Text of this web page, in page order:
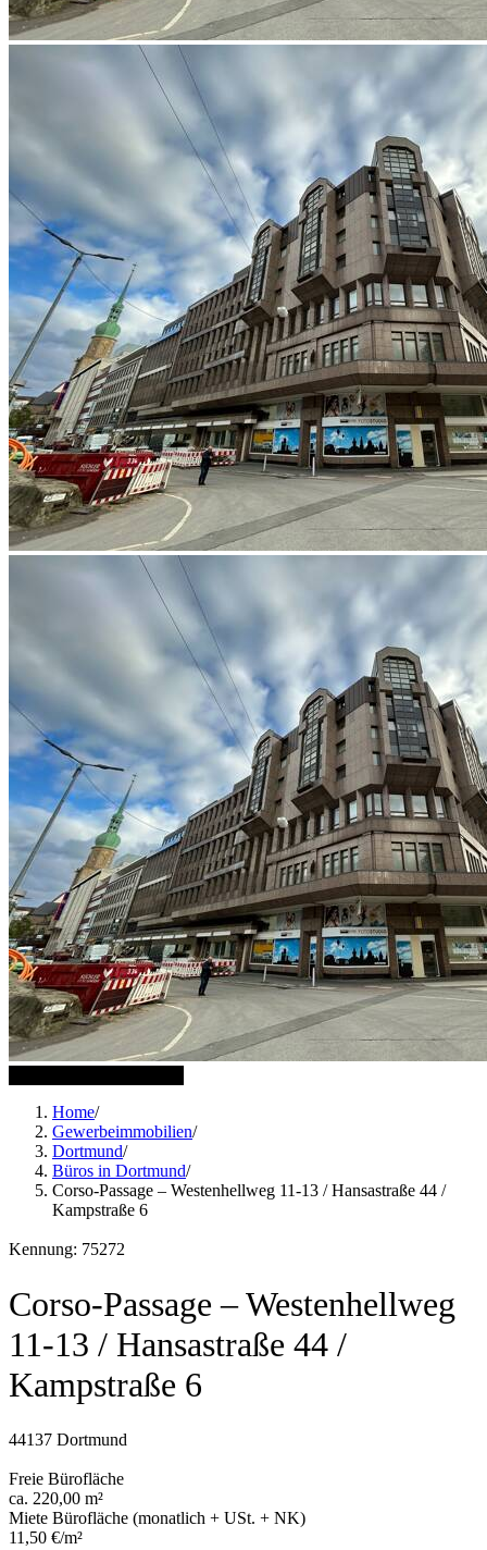
Home/
Gewerbeimmobilien/
Dortmund/
Büros in Dortmund/
Corso-Passage – Westenhellweg 11-13 / Hansastraße 44 /
Kampstraße 6
Kennung: 75272
Corso-Passage – Westenhellweg
11-13 / Hansastraße 44 /
Kampstraße 6
44137 Dortmund
Freie Bürofläche
ca. 220,00 m²
Miete Bürofläche (monatlich + USt. + NK)
11,50 €/m²